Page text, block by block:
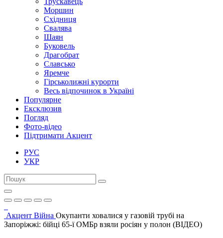
Моршин
Східниця
Свалява
Шаян
Буковель
Драгобрат
Славсько
Яремче
Гірськолижні курорти
Весь відпочинок в Україні
Популярне
Ексклюзив
Погляд
Фото-відео
Підтримати Акцент
РУС
УКР
Акцент Війна Окупанти ховалися у газовій трубі на
Запоріжжі: бійці 65-ї ОМБр взяли росіян у полон (ВІДЕО)